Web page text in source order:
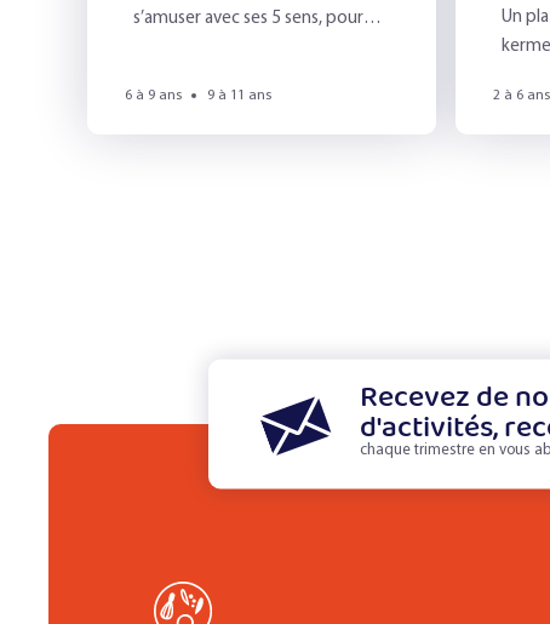
s’amuser avec ses 5 sens, pour
6 à 9 ans 9 à 11 ans
Un
2 à 6 ans
Recevez de
d'activités,
chaque trimestre en vous